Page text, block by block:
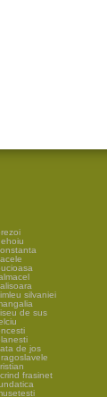
silvaniei
de sus
de jos
frasinet